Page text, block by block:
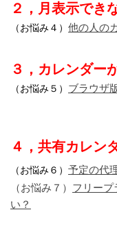
２，月表示でき
（お悩み４） 他の人の
３，カレンダー
（お悩み５） ブラウザ
４，共有カレン
（お悩み６） 予定の代
（お悩み７） フリープ
い？